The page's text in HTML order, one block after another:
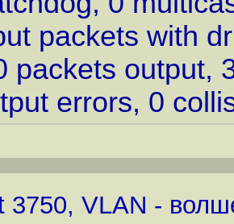
packets with
output,
errors, 0
3750, VLAN -